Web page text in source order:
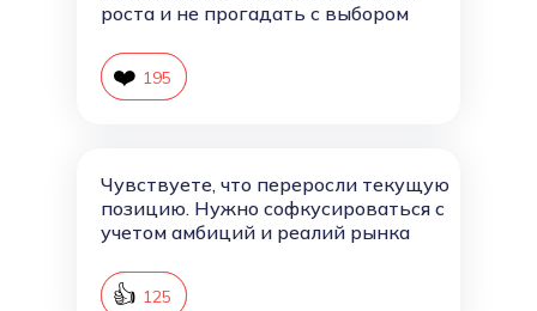
роста и не прогадать с выбором
Чувствуете, что переросли текущую
позицию. Нужно софкусироваться с
учетом амбиций и реалий рынка
196
❤️ 195
126
👍 125